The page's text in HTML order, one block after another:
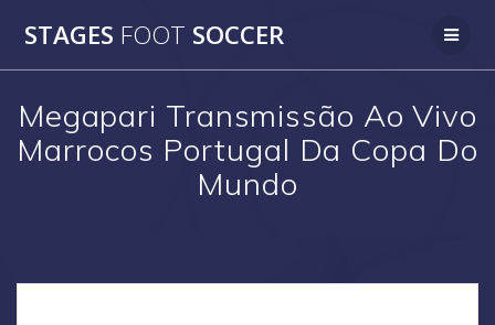
to
STAGES FOOT SOCCER
Megapari Transmissão Ao Vivo
Marrocos Portugal Da Copa Do
Mundo